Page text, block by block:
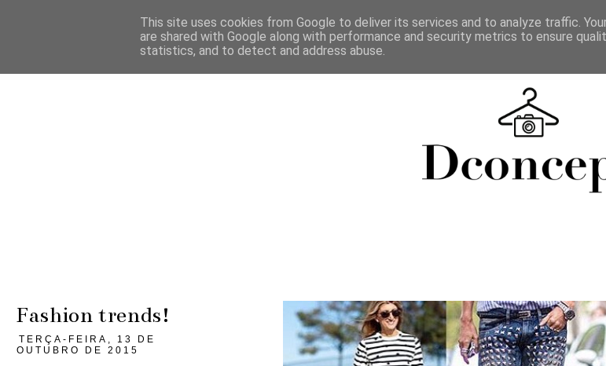
Fashion trends!
TERÇA-FEIRA, 13 DE
OUTUBRO DE 2015
This site uses cookies from Google to deliver its services and to analyze traffic.
are shared with Google along with performance and security metrics to ensure
statistics, and to detect and address abuse.